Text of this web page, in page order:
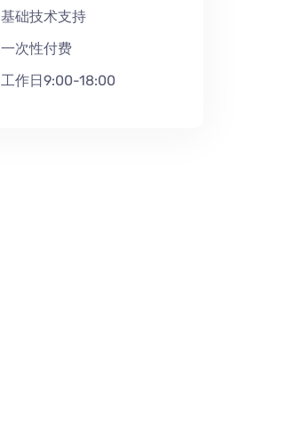
基础技术支持
一次性付费
工作日9:00-18:00